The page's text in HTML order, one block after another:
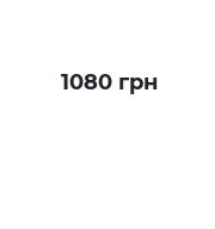
1080 грн